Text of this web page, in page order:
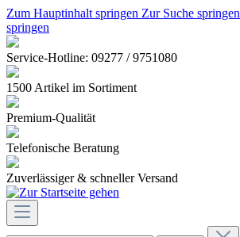
Zum Hauptinhalt springen Zur Suche springen
springen
Service-Hotline: 09277 / 9751080
1500 Artikel im Sortiment
Premium-Qualität
Telefonische Beratung
Zuverlässiger & schneller Versand